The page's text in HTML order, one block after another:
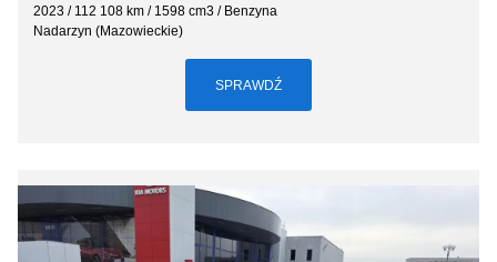
2023 / 112 108 km / 1598 cm3 / Benzyna
Nadarzyn (Mazowieckie)
SPRAWDŹ